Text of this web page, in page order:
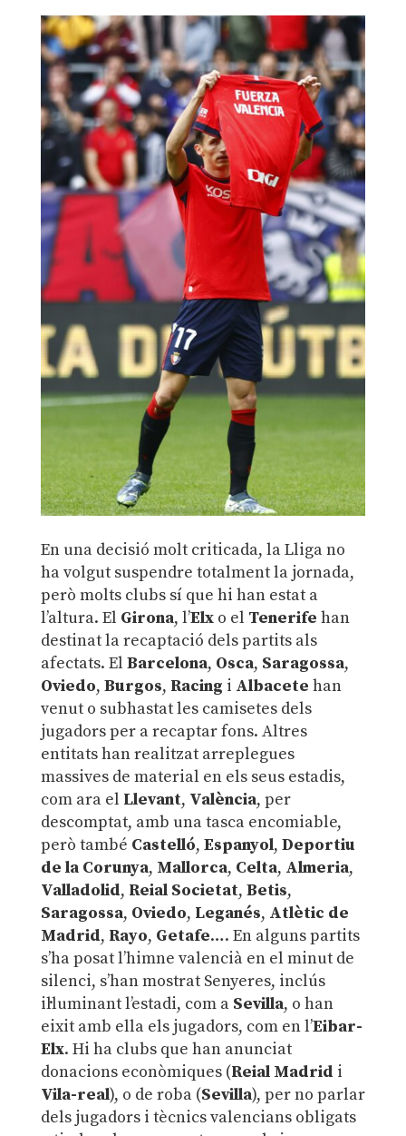
En una decisió molt criticada, la Lliga no
ha volgut suspendre totalment la jornada,
però molts clubs sí que hi han estat a
l’altura. El Girona, l’Elxo el Tenerife han
destinat la recaptació dels partits als
afectats. El Barcelona, Osca, Saragossa,
Oviedo, Burgos, Racing i Albacete han
venut o subhastat les camisetes dels
jugadors per a recaptar fons. Altres
entitats han realitzat arreplegues
massives de material en els seus estadis,
com ara el Llevant, València, per
descomptat, amb una tasca encomiable,
però també Castelló, Espanyol, Deportiu
de la Corunya, Mallorca, Celta, Almeria,
Valladolid, Reial Societat, Betis,
Saragossa, Oviedo, Leganés, Atlètic de
Madrid, Rayo, Getafe…. En alguns partits
s’ha posat l’himne valencià en el minut de
silenci, s’han mostrat Senyeres, inclús
il·luminant l’estadi, com a Sevilla, o han
eixit amb ella els jugadors, com en l’Eibar-
Elx. Hi ha clubs que han anunciat
donacions econòmiques (Reial Madrid i
Vila-real), o de roba (Sevilla), per no parlar
dels jugadors i tècnics valencians obligats